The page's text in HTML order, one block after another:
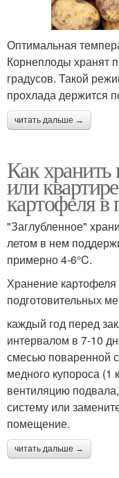
Оптимальная
Корнеплоды хранят
градусов. Такой
прохлада держится
читать дальше →
Как хранить
или
картофеля в
"Заглубленное"
летом в нем
примерно 4-6°C.
Хранение картофеля
подготовительных
каждый год перед
интервалом в 7-10
смесью поваренной
медного купороса (1
вентиляцию
систему или
помещение.
читать дальше →